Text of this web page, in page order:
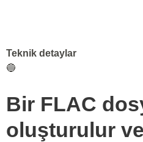
Teknik detaylar
🔵
Bir FLAC
oluşturulur ve